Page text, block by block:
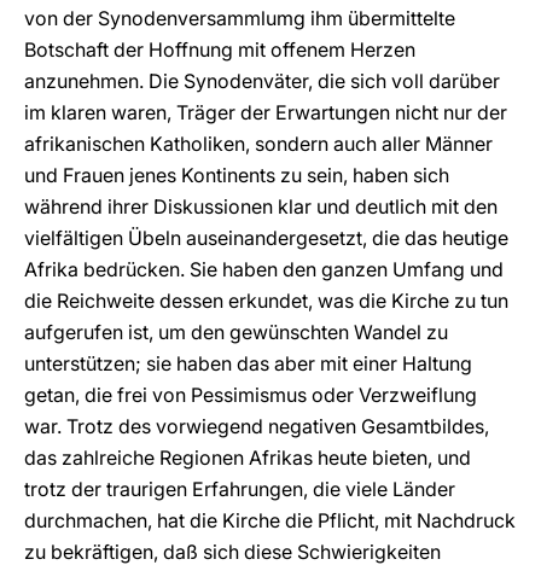
von der Synodenversammlumg ihm übermittelte
Botschaft der Hoffnung mit offenem Herzen
anzunehmen. Die Synodenväter, die sich voll darüber
im klaren waren, Träger der Erwartungen nicht nur der
afrikanischen Katholiken, sondern auch aller Männer
und Frauen jenes Kontinents zu sein, haben sich
während ihrer Diskussionen klar und deutlich mit den
vielfältigen Übeln auseinandergesetzt, die das heutige
Afrika bedrücken. Sie haben den ganzen Umfang und
die Reichweite dessen erkundet, was die Kirche zu tun
aufgerufen ist, um den gewünschten Wandel zu
unterstützen; sie haben das aber mit einer Haltung
getan, die frei von Pessimismus oder Verzweiflung
war. Trotz des vorwiegend negativen Gesamtbildes,
das zahlreiche Regionen Afrikas heute bieten, und
trotz der traurigen Erfahrungen, die viele Länder
durchmachen, hat die Kirche die Pflicht, mit Nachdruck
zu bekräftigen, daß sich diese Schwierigkeiten